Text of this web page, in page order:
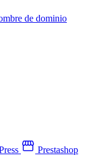
de dominio
Prestashop